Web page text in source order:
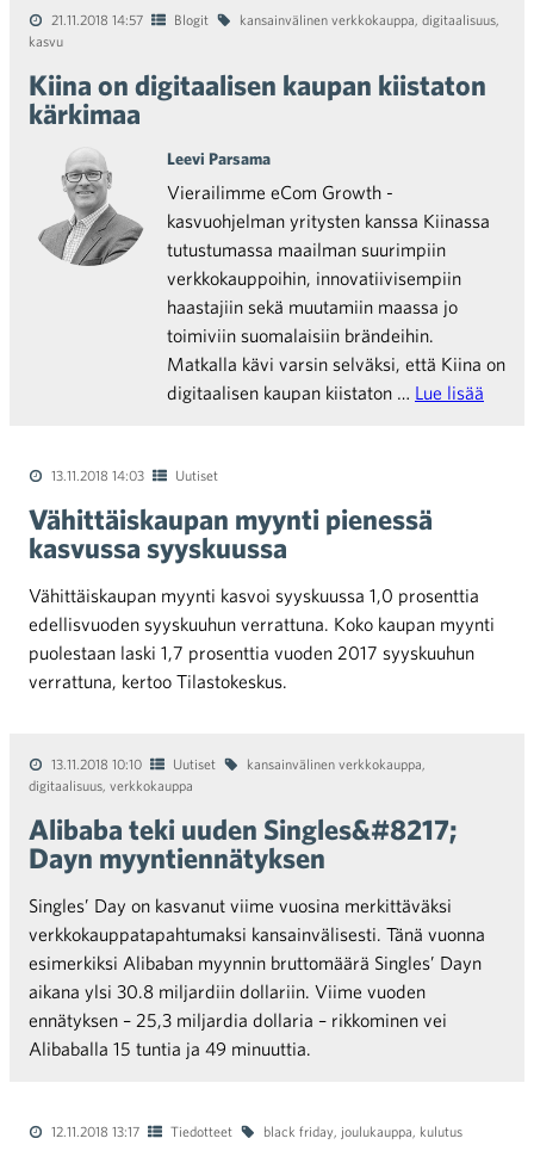
21.11.2018 14:57 Blogit kansainvälinen verkkokauppa, digitaalisuus,
kasvu
Kiina on digitaalisen kaupan kiistaton
kärkimaa
Leevi Parsama
Vierailimme eCom Growth -
kasvuohjelman yritysten kanssa Kiinassa
tutustumassa maailman suurimpiin
verkkokauppoihin, innovatiivisempiin
haastajiin sekä muutamiin maassa jo
toimiviin suomalaisiin brändeihin.
Matkalla kävi varsin selväksi, että Kiina on
digitaalisen kaupan kiistaton … Lue lisää
13.11.2018 14:03 Uutiset
Vähittäiskaupan myynti pienessä
kasvussa syyskuussa
Vähittäiskaupan myynti kasvoi syyskuussa 1,0 prosenttia
edellisvuoden syyskuuhun verrattuna. Koko kaupan myynti
puolestaan laski 1,7 prosenttia vuoden 2017 syyskuuhun
verrattuna, kertoo Tilastokeskus.
13.11.2018 10:10 Uutiset kansainvälinen verkkokauppa,
digitaalisuus, verkkokauppa
Alibaba teki uuden Singles&#8217;
Dayn myyntiennätyksen
Singles’ Day on kasvanut viime vuosina merkittäväksi
verkkokauppatapahtumaksi kansainvälisesti. Tänä vuonna
esimerkiksi Alibaban myynnin bruttomäärä Singles’ Dayn
aikana ylsi 30.8 miljardiin dollariin. Viime vuoden
ennätyksen – 25,3 miljardia dollaria – rikkominen vei
Alibaballa 15 tuntia ja 49 minuuttia.
12.11.2018 13:17 Tiedotteet black friday, joulukauppa, kulutus